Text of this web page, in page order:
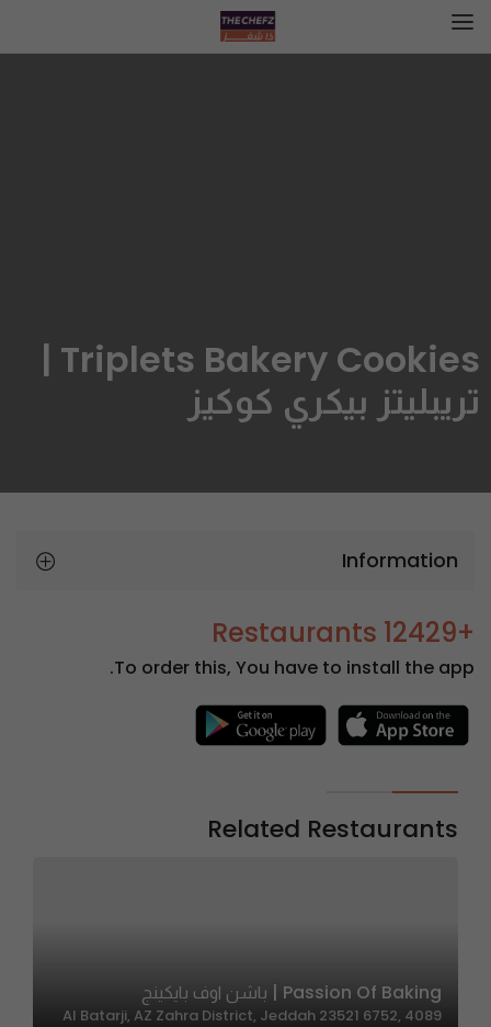
Triplets Bakery Cookies |
تريبليتز بيكري كوكيز
Information
+12429 Restaurants
To order this, You have to install the app.
Related Restaurants
Passion Of Baking | باشن اوف بايكينج
4089 Al Batarji, AZ Zahra District, Jeddah 23521 6752,